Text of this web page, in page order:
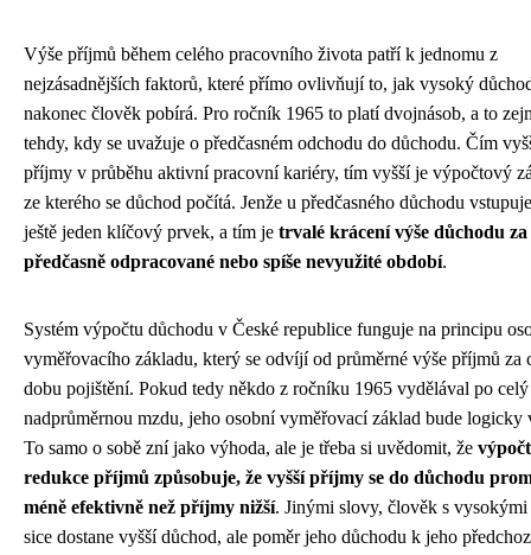
Výše příjmů během celého pracovního života patří k jednomu z
nejzásadnějších faktorů, které přímo ovlivňují to, jak vysoký
nakonec člověk pobírá. Pro ročník 1965 to platí dvojnásob, a to
tehdy, kdy se uvažuje o předčasném odchodu do důchodu. Čím
příjmy v průběhu aktivní pracovní kariéry, tím vyšší je výpočtový
ze kterého se důchod počítá. Jenže u předčasného důchodu
ještě jeden klíčový prvek, a tím je trvalé krácení výše důchodu za
předčasně odpracované nebo spíše nevyužité období.
Systém výpočtu důchodu v České republice funguje na principu
vyměřovacího základu, který se odvíjí od průměrné výše příjmů za
dobu pojištění. Pokud tedy někdo z ročníku 1965 vydělával po
nadprůměrnou mzdu, jeho osobní vyměřovací základ bude logicky
To samo o sobě zní jako výhoda, ale je třeba si uvědomit, že
redukce příjmů způsobuje, že vyšší příjmy se do důchodu
méně efektivně než příjmy nižší. Jinými slovy, člověk s
sice dostane vyšší důchod, ale poměr jeho důchodu k jeho